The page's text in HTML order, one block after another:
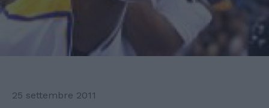
25 settembre 2011